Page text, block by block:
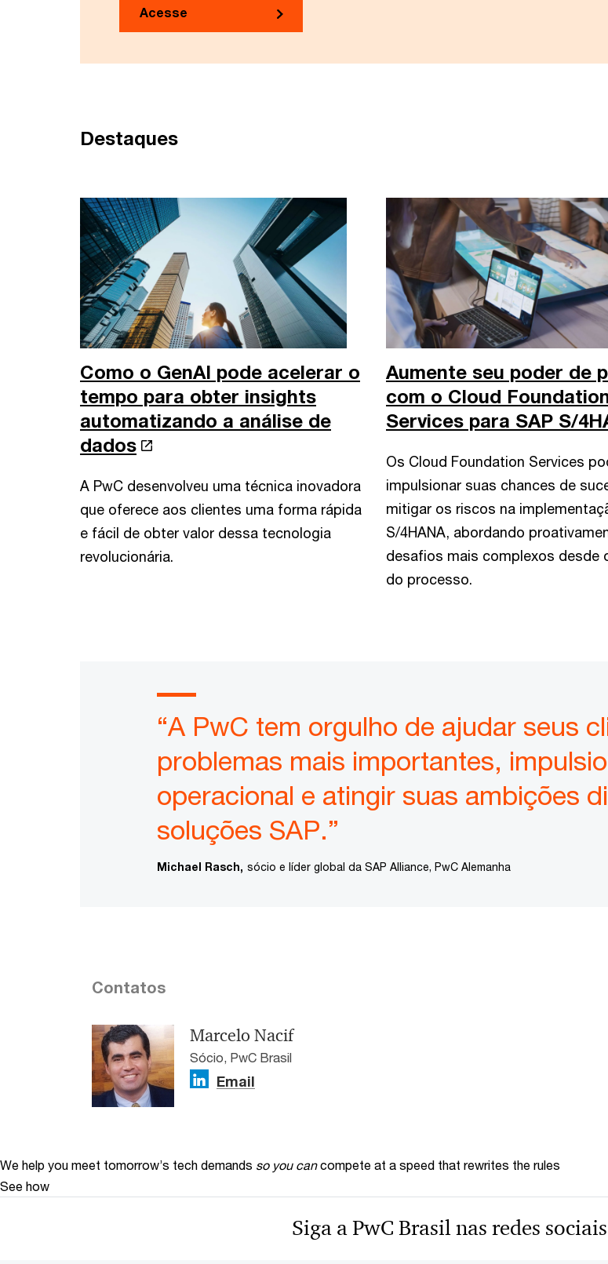
Acesse
Destaques
Como o GenAI pode acelerar o
tempo para obter insights
automatizando a análise de
dados
A PwC desenvolveu uma técnica inovadora
que oferece aos clientes uma forma rápida
e fácil de obter valor dessa tecnologia
revolucionária.
Aumente seu poder de
com o Cloud
Services para SAP S/
Os Cloud Foundation Services
impulsionar suas chances de
mitigar os riscos na
S/4HANA, abordando
desafios mais complexos desde
do processo.
“A PwC tem orgulho de ajudar seus
problemas mais importantes,
operacional e atingir suas ambições
soluções SAP.”
Michael Rasch, sócio e líder global da SAP Alliance, PwC Alemanha
Contatos
Marcelo Nacif
Sócio, PwC Brasil
Email
We help you meet tomorrow’s tech demands so you can compete at a speed that rewrites the rules
See how
Siga a PwC Brasil nas redes sociais